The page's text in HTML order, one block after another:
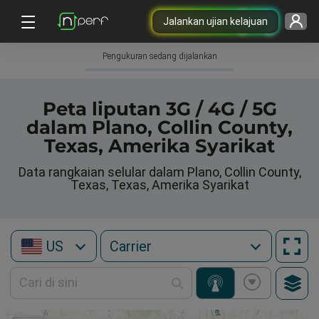
Jalankan ujian kelajuan
Pengukuran sedang dijalankan
Peta liputan 3G / 4G / 5G
dalam Plano, Collin County,
Texas, Amerika Syarikat
Data rangkaian selular dalam Plano, Collin County,
Texas, Texas, Amerika Syarikat
US